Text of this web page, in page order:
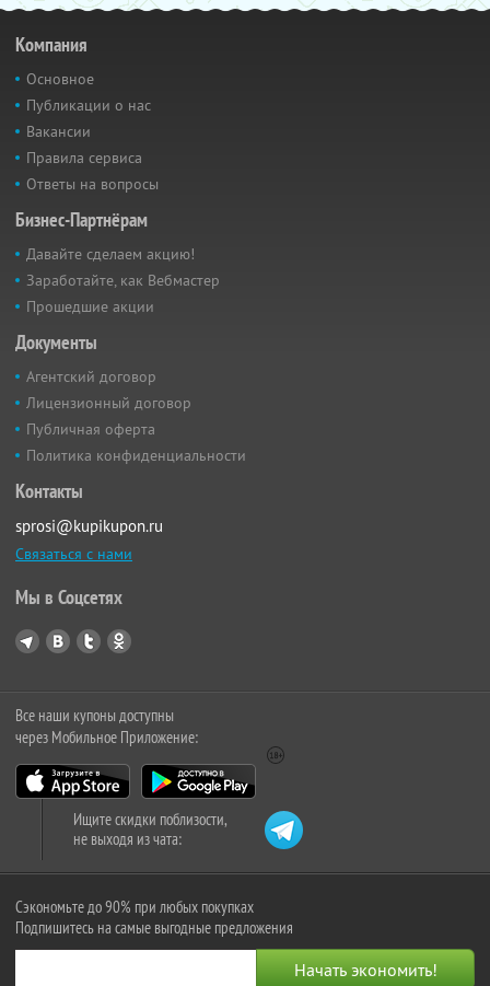
Компания
Основное
Публикации о нас
Вакансии
Правила сервиса
Ответы на вопросы
Бизнес-Партнёрам
Давайте сделаем акцию!
Заработайте, как Вебмастер
Прошедшие акции
Документы
Агентский договор
Лицензионный договор
Публичная оферта
Политика конфиденциальности
Контакты
sprosi@kupikupon.ru
Связаться с нами
Мы в Соцсетях
Все наши купоны доступны
через Мобильное Приложение:
Ищите скидки поблизости,
не выходя из чата:
Сэкономьте до 90% при любых покупках
Подпишитесь на самые выгодные предложения